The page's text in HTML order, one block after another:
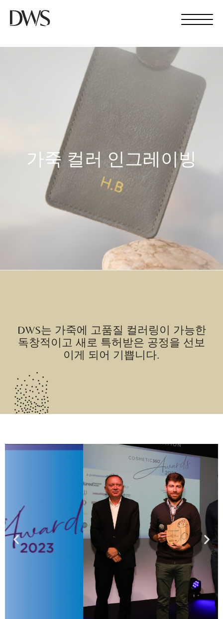
가죽 컬러 인그레이빙
DWS는 가죽에 고품질 컬러링이 가능한
독창적이고 새로 특허받은 공정을 선보
이게 되어 기쁩니다.